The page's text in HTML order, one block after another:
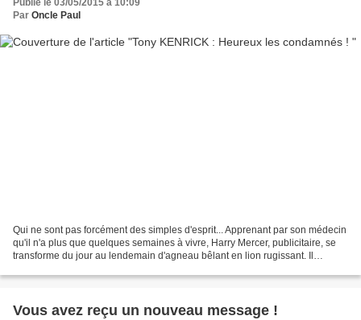
Par Oncle Paul
Qui ne sont pas forcément des simples d'esprit... Apprenant par son médecin
qu'il n'a plus que quelques semaines à vivre, Harry Mercer, publicitaire, se
transforme du jour au lendemain d'agneau bêlant en lion rugissant. Il
Vous avez reçu un nouveau message !